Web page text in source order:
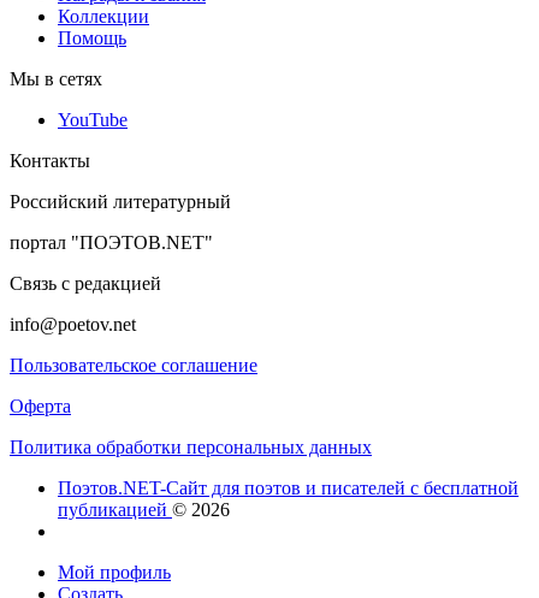
Коллекции
Помощь
Мы в сетях
YouTube
Контакты
Российский литературный
портал "ПОЭТОВ.NET"
Связь с редакцией
info@poetov.net
Пользовательское соглашение
Оферта
Политика обработки персональных данных
Поэтов.NET-Сайт для поэтов и писателей с бесплатной
публикацией © 2026
Мой профиль
Создать